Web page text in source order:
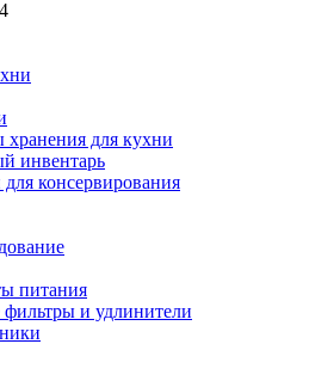
для кухни
инвентарь
консервирования
питания
и удлинители